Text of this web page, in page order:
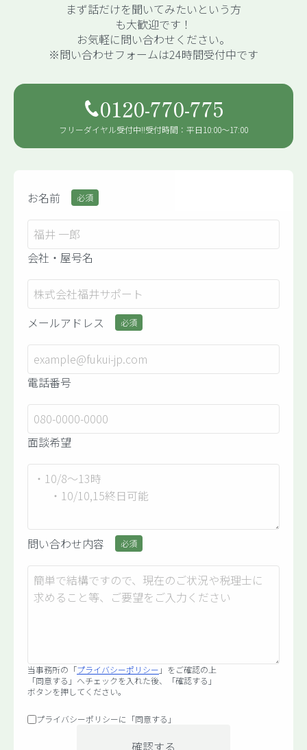
まず話だけを聞いてみたいという方
も大歓迎です！
お気軽に問い合わせください。
※問い合わせフォームは24時間受付中です
0120-770-775
フリーダイヤル受付中!!受付時間：平日10:00〜17:00
お名前 必須
会社・屋号名
メールアドレス 必須
電話番号
面談希望
問い合わせ内容 必須
当事務所の「プライバシーポリシー 」をご確認の上
「同意する」へチェックを入れた後、
「確認する」
ボタンを押してください。
プライバシーポリシーに「同意する」